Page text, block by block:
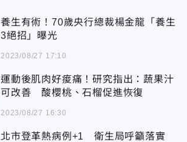
養生有術！70歲央行總裁楊金龍「養生
3絕招」曝光
2023/08/27 17:10
運動後肌肉好痠痛！研究指出：蔬果汁
可改善 酸櫻桃、石榴促進恢復
2023/08/27 16:30
北市登革熱病例+1 衛生局呼籲落實